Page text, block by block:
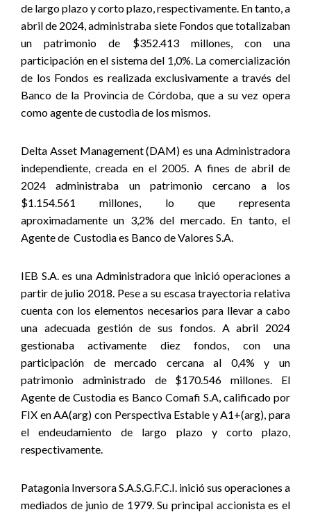
de largo plazo y corto plazo, respectivamente. En tanto, a
abril de 2024, administraba siete Fondos que totalizaban
un patrimonio de $352.413 millones, con una
participación en el sistema del 1,0%. La comercialización
de los Fondos es realizada exclusivamente a través del
Banco de la Provincia de Córdoba, que a su vez opera
como agente de custodia de los mismos.
Delta Asset Management (DAM) es una Administradora
independiente, creada en el 2005. A fines de abril de
2024 administraba un patrimonio cercano a los
$1.154.561 millones, lo que representa
aproximadamente un 3,2% del mercado. En tanto, el
Agente de Custodia es Banco de Valores S.A.
IEB S.A. es una Administradora que inició operaciones a
partir de julio 2018. Pese a su escasa trayectoria relativa
cuenta con los elementos necesarios para llevar a cabo
una adecuada gestión de sus fondos. A abril 2024
gestionaba activamente diez fondos, con una
participación de mercado cercana al 0,4% y un
patrimonio administrado de $170.546 millones. El
Agente de Custodia es Banco Comafi S.A, calificado por
FIX en AA(arg) con Perspectiva Estable y A1+(arg), para
el endeudamiento de largo plazo y corto plazo,
respectivamente.
Patagonia Inversora S.A.S.G.F.C.I. inició sus operaciones a
mediados de junio de 1979. Su principal accionista es el